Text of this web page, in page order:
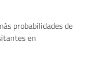
probabilidades de
en